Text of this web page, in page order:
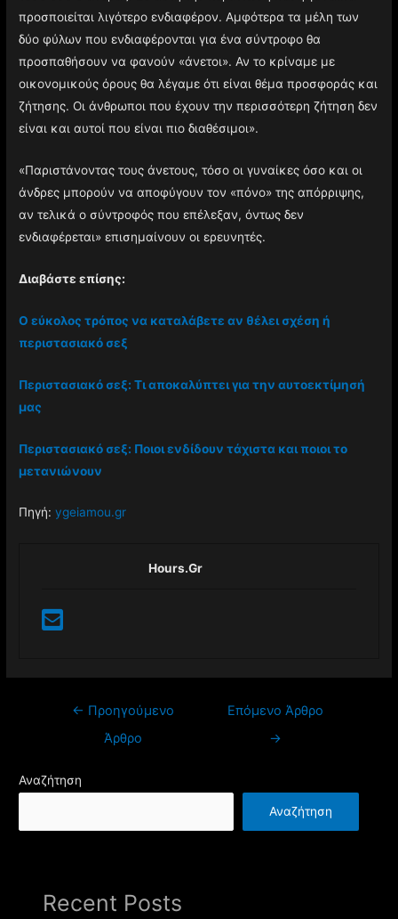
προσποιείται λιγότερο ενδιαφέρον. Αμφότερα τα μέλη των
δύο φύλων που ενδιαφέρονται για ένα σύντροφο θα
προσπαθήσουν να φανούν «άνετοι». Αν το κρίναμε με
οικονομικούς όρους θα λέγαμε ότι είναι θέμα προσφοράς και
ζήτησης. Οι άνθρωποι που έχουν την περισσότερη ζήτηση δεν
είναι και αυτοί που είναι πιο διαθέσιμοι».
«Παριστάνοντας τους άνετους, τόσο οι γυναίκες όσο και οι
άνδρες μπορούν να αποφύγουν τον «πόνο» της απόρριψης,
αν τελικά ο σύντροφός που επέλεξαν, όντως δεν
ενδιαφέρεται» επισημαίνουν οι ερευνητές.
Διαβάστε επίσης:
Ο εύκολος τρόπος να καταλάβετε αν θέλει σχέση ή
περιστασιακό σεξ
Περιστασιακό σεξ: Τι αποκαλύπτει για την αυτοεκτίμησή
μας
Περιστασιακό σεξ: Ποιοι ενδίδουν τάχιστα και ποιοι το
μετανιώνουν
Πηγή:ygeiamou.gr
Hours.gr
← Προηγούμενο
Άρθρο
Επόμενο Άρθρο
→
Αναζήτηση
Αναζήτηση
Recent Posts